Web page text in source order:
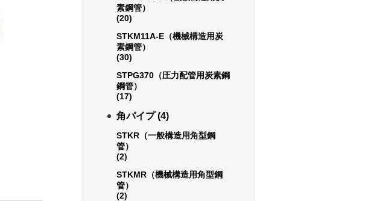
素鋼管）
(20)
STKM11A-E（機械構造用炭
素鋼管）
(30)
STPG370（圧力配管用炭素鋼
鋼管）
(17)
角パイプ (4)
STKR（一般構造用角型鋼
管）
(2)
STKMR（機械構造用角型鋼
管）
(2)